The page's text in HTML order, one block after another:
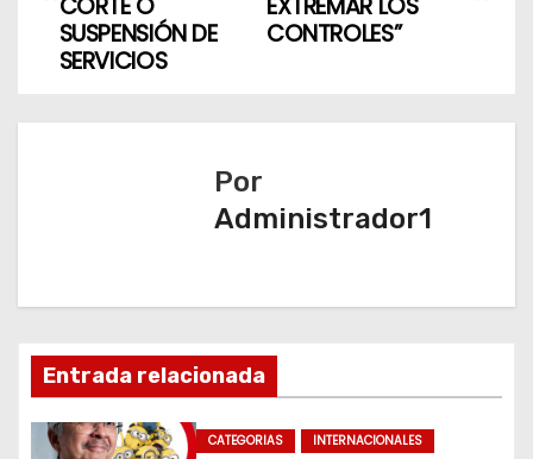
g
n
d
CONTROLES”
SUSPENSIÓN DE
SERVICIOS
Por
Administrador1
Entrada relacionada
CATEGORIAS
INTERNACIONALES